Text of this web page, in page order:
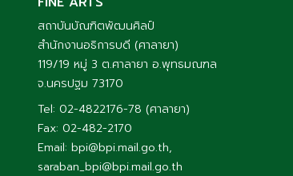
สถาบันบัณฑิตพัฒนศิลป์
สำนักงานอธิการบดี (ศาลายา)
119/19 หมู่ 3 ต.ศาลายา อ.พุทธมณฑล
จ.นครปฐม 73170
Tel: 02-4822176-78 (ศาลายา)
Fax: 02-482-2170
Email: bpi@bpi.mail.go.th,
saraban_bpi@bpi.mail.go.th